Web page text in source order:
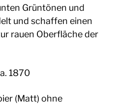
Grüntönen und
und schaffen einen
rauen Oberfläche der
1870
(Matt) ohne